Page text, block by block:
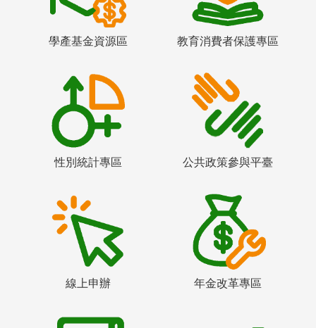
學產基金資源區 教育消費者保護專區
性別統計專區 公共政策參與平臺
線上申辦 年金改革專區